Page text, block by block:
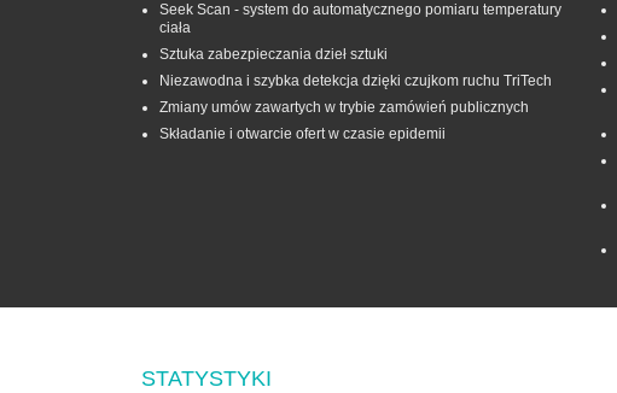
Seek Scan - system do automatycznego pomiaru temperatury
ciała
Sztuka zabezpieczania dzieł sztuki
Niezawodna i szybka detekcja dzięki czujkom ruchu TriTech
Zmiany umów zawartych w trybie zamówień publicznych
Składanie i otwarcie ofert w czasie epidemii
STATYSTYKI